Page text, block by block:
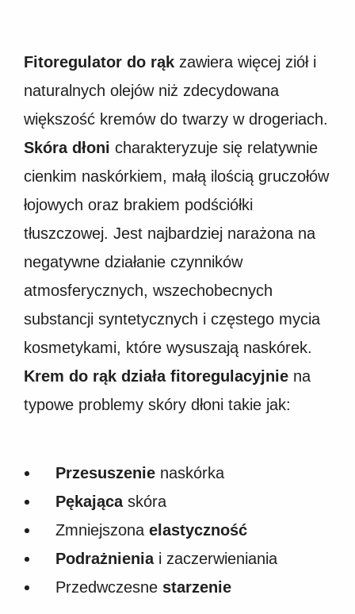
Fitoregulator do rąk zawiera więcej ziół i
naturalnych olejów niż zdecydowana
większość kremów do twarzy w drogeriach.
Skóra dłoni charakteryzuje się relatywnie
cienkim naskórkiem, małą ilością gruczołów
łojowych oraz brakiem podściółki
tłuszczowej. Jest najbardziej narażona na
negatywne działanie czynników
atmosferycznych, wszechobecnych
substancji syntetycznych i częstego mycia
kosmetykami, które wysuszają naskórek.
Krem do rąk działa fitoregulacyjnie na
typowe problemy skóry dłoni takie jak:
Przesuszenie naskórka
Pękającaskóra
Zmniejszona elastyczność
Podrażnieniai zaczerwieniania
Przedwczesne starzenie